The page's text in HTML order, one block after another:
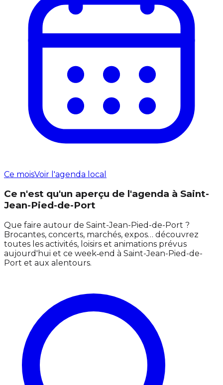
Ce moisVoir l'agenda local
Ce n'est qu'un aperçu de l'agenda à Saint-
Jean-Pied-de-Port
Que faire autour de Saint-Jean-Pied-de-Port ?
Brocantes, concerts, marchés, expos… découvrez
toutes les activités, loisirs et animations prévus
aujourd'hui et ce week‑end à Saint-Jean-Pied-de-
Port et aux alentours.